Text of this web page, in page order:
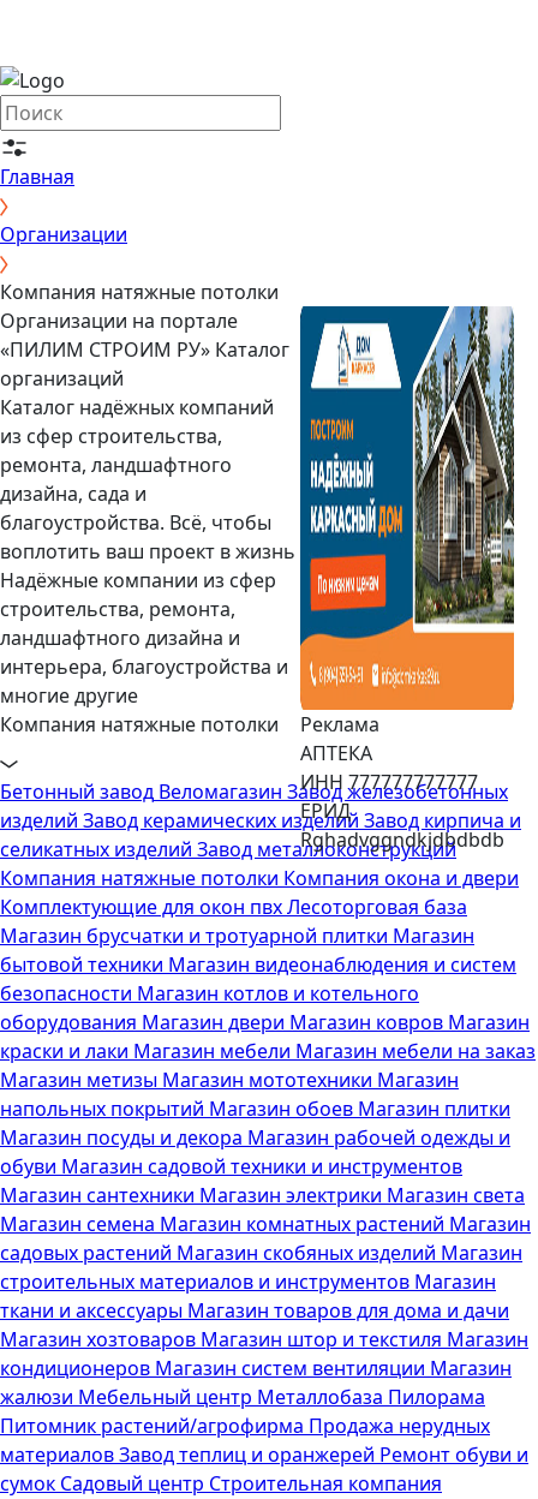
Главная
Организации
Компания натяжные потолки
Организации на портале
«ПИЛИМ СТРОИМ РУ» Каталог
организаций
Каталог надёжных компаний
из сфер строительства,
ремонта, ландшафтного
дизайна, сада и
благоустройства. Всё, чтобы
воплотить ваш проект в жизнь
Надёжные компании из сфер
строительства, ремонта,
ландшафтного дизайна и
интерьера, благоустройства и
многие другие
Реклама
АПТЕКА
ИНН 777777777777
ЕРИД
Rghadvggndkjdbdbdb
Компания натяжные потолки
Бетонный завод Веломагазин Завод железобетонных
изделий Завод керамических изделий Завод кирпича и
селикатных изделий Завод металлоконструкций
Компания натяжные потолки Компания окона и двери
Комплектующие для окон пвхЛесоторговая база
Магазин брусчатки и тротуарной плитки Магазин
бытовой техники Магазин видеонаблюдения и систем
безопасноcти Магазин котлов и котельного
оборудования Магазин двери Магазин ковров Магазин
краски и лаки Магазин мебели Магазин мебели на заказ
Магазин метизы Магазин мототехники Магазин
напольных покрытий Магазин обоев Магазин плитки
Магазин посуды и декора Магазин рабочей одежды и
обуви Магазин садовой техники и инструментов
Магазин сантехники Магазин электрики Магазин света
Магазин семена Магазин комнатных растений Магазин
садовых растений Магазин скобяных изделий Магазин
строительных материалов и инструментов Магазин
ткани и аксессуары Магазин товаров для дома и дачи
Магазин хозтоваров Магазин штор и текстиля Магазин
кондиционеров Магазин систем вентиляции Магазин
жалюзи Мебельный центр Металлобаза Пилорама
Питомник растений/агрофирма Продажа нерудных
материаловЗавод теплиц и оранжерей Ремонт обуви и
сумок Садовый центр Строительная компания